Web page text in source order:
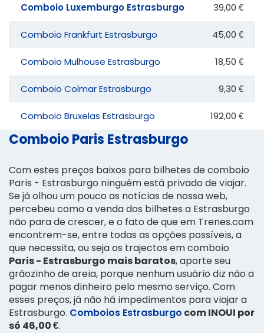
Comboio Luxemburgo Estrasburgo 39,00 €
Comboio Frankfurt Estrasburgo 45,00 €
Comboio Mulhouse Estrasburgo 18,50 €
Comboio Colmar Estrasburgo 9,30 €
Comboio Bruxelas Estrasburgo 192,00 €
Comboio Paris Estrasburgo
Com estes preços baixos para bilhetes de comboio
Paris - Estrasburgo ninguém está privado de viajar.
Se já olhou um pouco as notícias de nossa web,
percebeu como a venda dos bilhetes a Estrasburgo
não para de crescer, e o fato de que em Trenes.com
encontrem-se, entre todas as opções possíveis, a
que necessita, ou seja os trajectos em comboio
Paris - Estrasburgo mais baratos, aporte seu
grãozinho de areia, porque nenhum usuário diz não a
pagar menos dinheiro pelo mesmo serviço. Com
esses preços, já não há impedimentos para viajar a
Estrasburgo. Comboios Estrasburgo com INOUI por
só 46,00 €.